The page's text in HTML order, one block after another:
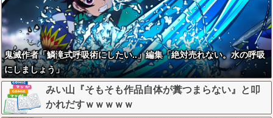
鬼滅作者「鱗滝式呼吸術にしたい..」編集「絶対売れない。水の呼吸
にしましょう」
みい山『そもそも作品自体が糞つまらない』と叩
かれだすｗｗｗｗｗ